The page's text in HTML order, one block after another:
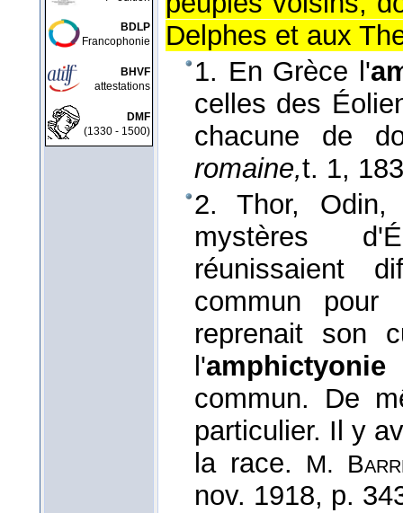
BDLP
Francophonie
BHVF
attestations
DMF
(1330 - 1500)
Delphes et aux
1. En Grèce l'
celles des
chacune de
romaine,t. 1,
2. Thor, Odin,
mystères
réunissaient
commun pour
reprenait son
l'amphictyonie
commun. De
particulier. Il y
la race.
M.
nov. 1918, p.